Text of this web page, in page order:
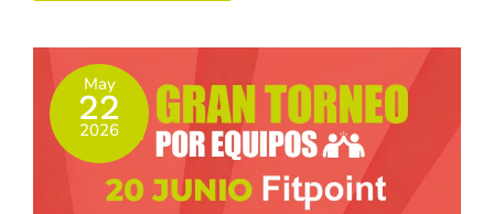
verano
septiembre
2026
May
22
2026